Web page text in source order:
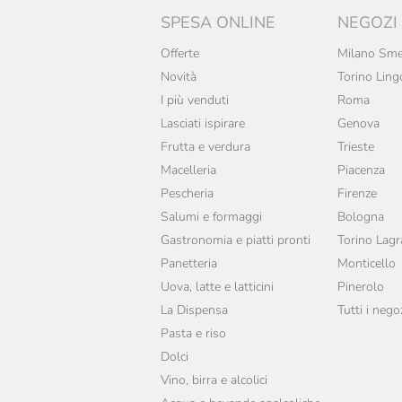
Barone Pizzini
Basilisco
Bastianich
Bava
Bel Colle
Bele Casel
Bellavista
Bellutti
Benoit Munier
SPESA ONLINE
Offerte
Novità
I più venduti
Lasciati ispirare
Frutta e verdura
Macelleria
Pescheria
Salumi e formaggi
Gastronomia e piatti pronti
Panetteria
Uova, latte e latticini
La Dispensa
Pasta e riso
Dolci
Vino, birra e alcolici
NEGOZI
Milano
Torino
Roma
Genova
Trieste
Piacenza
Firenze
Bologna
Torino
Monticello
Pinerolo
Tutti i